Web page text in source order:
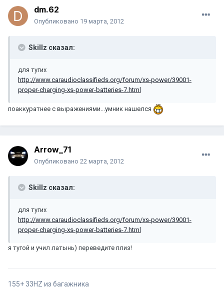
dm.62
Опубликовано 19 марта, 2012
Skillz сказал:
для тугих
http://www.caraudioclassifieds.org/forum/xs-power/39001-
proper-charging-xs-power-batteries-7.html
поаккуратнее с выражениями...умник нашелся
Arrow_71
Опубликовано 22 марта, 2012
Skillz сказал:
для тугих
http://www.caraudioclassifieds.org/forum/xs-power/39001-
proper-charging-xs-power-batteries-7.html
я тугой и учил латынь) переведите плиз!
155+ 33HZ из багажника